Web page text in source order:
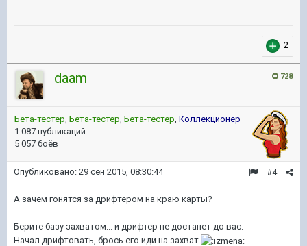
2
728
daam
Бета-тестер, Бета-тестер, Бета-тестер, Коллекционер
1 087 публикаций
5 057 боёв
#4
Опубликовано: 29 сен 2015, 08:30:44
А зачем гонятся за дрифтером на краю карты?
Берите базу захватом... и дрифтер не достанет до вас.
Начал дрифтовать, брось его иди на захват